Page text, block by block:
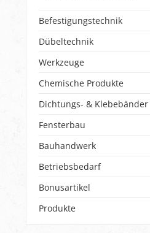
Befestigungstechnik
Dübeltechnik
Werkzeuge
Chemische Produkte
Dichtungs- & Klebebänder
Fensterbau
Bauhandwerk
Betriebsbedarf
Bonusartikel
Produkte